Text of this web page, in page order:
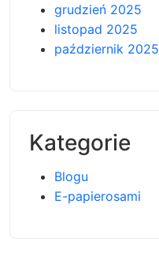
grudzień 2025
listopad 2025
październik 2025
Kategorie
Blogu
E-papierosami